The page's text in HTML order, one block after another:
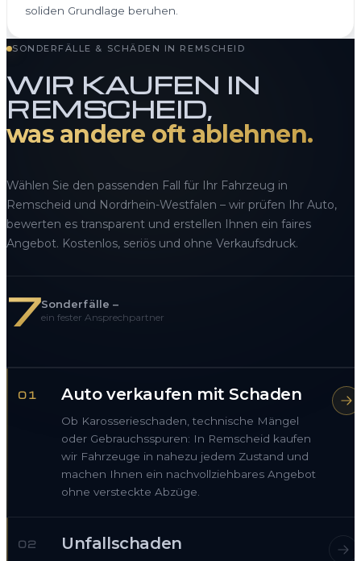
soliden Grundlage beruhen.
SONDERFÄLLE & SCHÄDEN IN REMSCHEID
WIR KAUFEN IN
REMSCHEID,
was andere oft ablehnen.
Wählen Sie den passenden Fall für Ihr Fahrzeug in
Remscheid und Nordrhein-Westfalen – wir prüfen Ihr Auto,
bewerten es transparent und erstellen Ihnen ein faires
Angebot. Kostenlos, seriös und ohne Verkaufsdruck.
7Sonderfälle –
ein fester Ansprechpartner
01 Auto verkaufen mit Schaden
Ob Karosserieschaden, technische Mängel
oder Gebrauchsspuren: In Remscheid kaufen
wir Fahrzeuge in nahezu jedem Zustand und
machen Ihnen ein nachvollziehbares Angebot
ohne versteckte Abzüge.
02 Unfallschaden